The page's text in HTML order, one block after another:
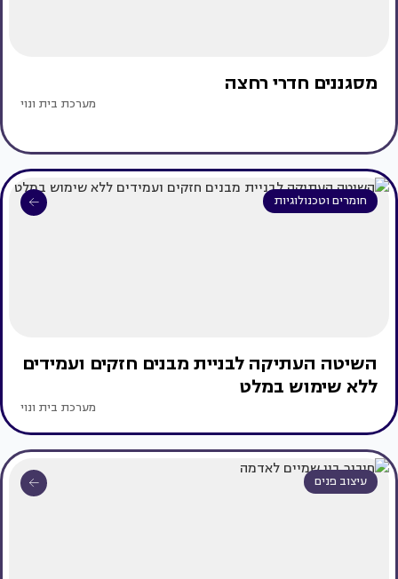
מסגננים חדרי רחצה
מערכת בית ונוי
חומרים וטכנולוגיות
השיטה העתיקה לבניית מבנים חזקים ועמידים
ללא שימוש במלט
מערכת בית ונוי
עיצוב פנים